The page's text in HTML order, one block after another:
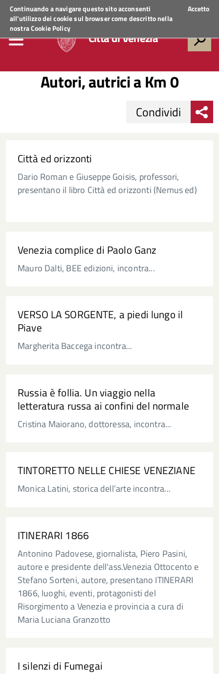
Continuando a navigare questo sito acconsenti
all'utilizzo dei cookie sul browser come descritto nella
nostraCookie Policy
Accetto
Regione VenetoACCEDI AI SERVIZI
Città di Venezia
Autori, autrici a Km 0
Condividi
Città ed orizzonti
Dario Roman e Giuseppe Goisis, professori,
presentano il libro Città ed orizzonti (Nemus ed)
Venezia complice di Paolo Ganz
Mauro Dalti, BEE edizioni, incontra...
VERSO LA SORGENTE, a piedi lungo il
Piave
Margherita Baccega incontra...
Russia è follia. Un viaggio nella
letteratura russa ai confini del normale
Cristina Maiorano, dottoressa, incontra...
TINTORETTO NELLE CHIESE VENEZIANE
Monica Latini, storica dell’arte incontra...
ITINERARI 1866
Antonino Padovese, giornalista, Piero Pasini,
autore e presidente dell'ass.Venezia Ottocento e
Stefano Sorteni, autore, presentano ITINERARI
1866, luoghi, eventi, protagonisti del
Risorgimento a Venezia e provincia a cura di
Maria Luciana Granzotto
I silenzi di Fumegai